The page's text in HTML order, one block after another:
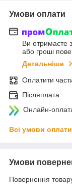
Умови оплати
Ви отримаєте
або гроші
Детальніше
Оплатити
Післяплата
Онлайн-
Всі умови оплати
Умови
Повернення